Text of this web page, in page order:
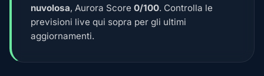
nuvolosa, Aurora Score 0/100. Controlla le
previsioni live qui sopra per gli ultimi
aggiornamenti.